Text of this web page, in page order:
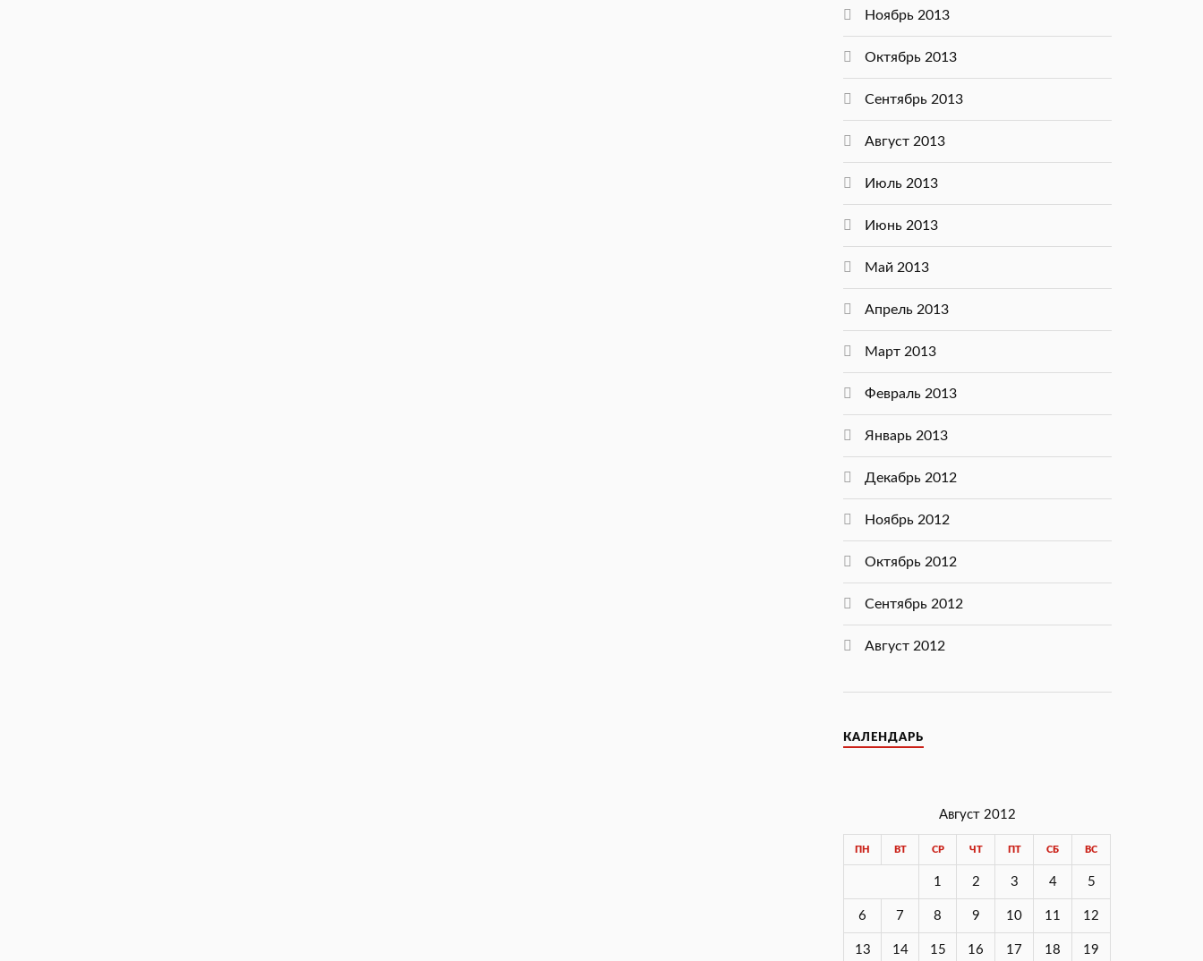
Ноябрь 2013
Октябрь 2013
Сентябрь 2013
Август 2013
Июль 2013
Июнь 2013
Май 2013
Апрель 2013
Март 2013
Февраль 2013
Январь 2013
Декабрь 2012
Ноябрь 2012
Октябрь 2012
Сентябрь 2012
Август 2012
КАЛЕНДАРЬ
Август 2012
ПН ВТ СР ЧТ ПТ СБ ВС
1 2 3 4 5
6 7 8 9 10 11 12
13 14 15 16 17 18 19